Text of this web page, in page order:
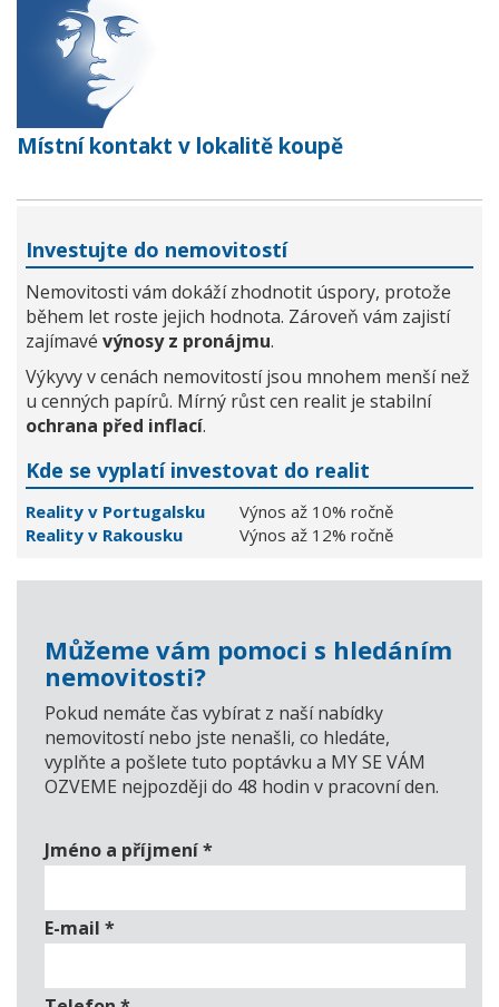
Místní kontakt v lokalitě koupě
Investujte do nemovitostí
Nemovitosti vám dokáží zhodnotit úspory, protože
během let roste jejich hodnota. Zároveň vám zajistí
zajímavé výnosy z pronájmu.
Výkyvy v cenách nemovitostí jsou mnohem menší než
u cenných papírů. Mírný růst cen realit je stabilní
ochrana před inflací.
Kde se vyplatí investovat do realit
Reality v Portugalsku
Výnos až 10% ročně
Reality v Rakousku
Výnos až 12% ročně
Můžeme vám pomoci s hledáním
nemovitosti?
Pokud nemáte čas vybírat z naší nabídky
nemovitostí nebo jste nenašli, co hledáte,
vyplňte a pošlete tuto poptávku a MY SE VÁM
OZVEME nejpozději do 48 hodin v pracovní den.
Jméno a příjmení*
E-mail *